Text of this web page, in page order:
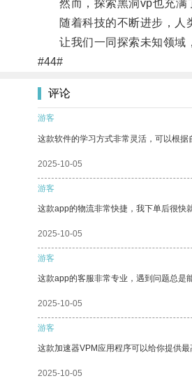
然而，探索黑洞vp也充满
随着科技的不断进步，人类
让我们一同探索未知领域，
#44#
评论
游客
这款软件的学习方式非常灵活，可以根据
2025-10-05
游客
这款app的物流非常快捷，我下单后很快
2025-10-05
游客
这款app的客服非常专业，遇到问题总是
2025-10-05
游客
这款加速器VPM应用程序可以给你提供
2025-10-05